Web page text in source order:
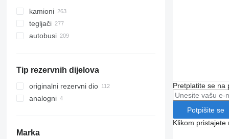
kamioni
tegljači
autobusi
Tip rezervnih dijelova
originalni rezervni dio
analogni
Marka
Pretplatite se na
Potpišite se
Klikom pristajete